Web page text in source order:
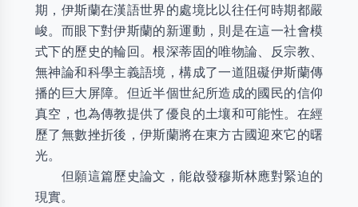
期，伊斯蘭在漢語世界的處境比以往任何時期都嚴
峻。而眼下對伊斯蘭的新運動，則是在這一社會模
式下的歷史的輪回。根深蒂固的唯物論、反宗教、
無神論和科學主義語境，構成了一道阻礙伊斯蘭傳
播的巨大屏障。但近半個世紀所造成的國民的信仰
真空，也為傳教提供了優良的土壤和可能性。在經
歷了無數挫折後，伊斯蘭將在東方古國迎來它的曙
光。
但願這篇歷史論文，能啟發穆斯林應對緊迫的
現實。